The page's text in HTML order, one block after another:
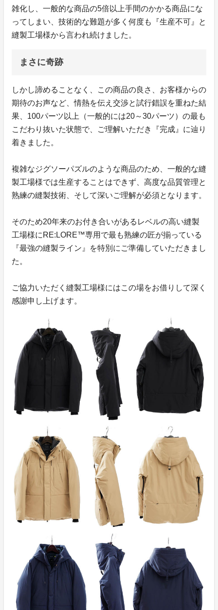
雑化し、一般的な商品の5倍以上手間のかかる商品にな
ってしまい、技術的な難題が多く何度も『生産不可』と
縫製工場様から言われ続けました。
まさに奇跡
しかし諦めることなく、この商品の良さ、お客様からの
期待のお声など、情熱を伝え交渉と試行錯誤を重ねた結
果、100パーツ以上（一般的には20～30パーツ）の最も
こだわり抜いた状態で、ご理解いただき『完成』に辿り
着きました。
複雑なジグソーパズルのような商品のため、一般的な縫
製工場様では生産することはできず、高度な品質管理と
熟練の縫製技術、そして深いご理解が必須となります。
そのため20年来のお付き合いがあるレベルの高い縫製
工場様にRE:LORE™専用で最も熟練の匠が揃っている
『最強の縫製ライン』を特別にご準備していただきまし
た。
ご協力いただく縫製工場様にはこの場をお借りして深く
感謝申し上げます。